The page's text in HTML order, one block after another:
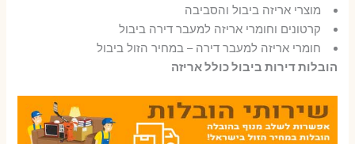
מוצרי אריזה ביבול והסביבה
קרטונים וחומרי אריזה למעבר דירה ביבול
חומרי אריזה למעבר דירה – במחיר הזול ביבול
הובלות דירות ביבול כולל אריזה